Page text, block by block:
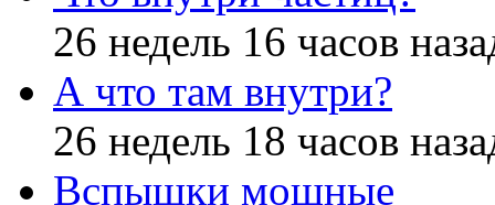
26 недель 16 часов
А что там внутри?
26 недель 18 часов
Вспышки мощные